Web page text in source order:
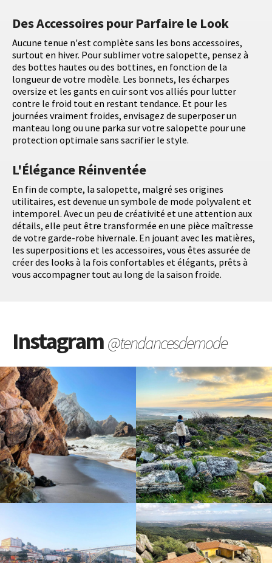
Des Accessoires pour Parfaire le Look
Aucune tenue n'est complète sans les bons accessoires,
surtout en hiver. Pour sublimer votre salopette, pensez à
des bottes hautes ou des bottines, en fonction de la
longueur de votre modèle. Les bonnets, les écharpes
oversize et les gants en cuir sont vos alliés pour lutter
contre le froid tout en restant tendance. Et pour les
journées vraiment froides, envisagez de superposer un
manteau long ou une parka sur votre salopette pour une
protection optimale sans sacrifier le style.
L'Élégance Réinventée
En fin de compte, la salopette, malgré ses origines
utilitaires, est devenue un symbole de mode polyvalent et
intemporel. Avec un peu de créativité et une attention aux
détails, elle peut être transformée en une pièce maîtresse
de votre garde-robe hivernale. En jouant avec les matières,
les superpositions et les accessoires, vous êtes assurée de
créer des looks à la fois confortables et élégants, prêts à
vous accompagner tout au long de la saison froide.
Instagram@tendancesdemode